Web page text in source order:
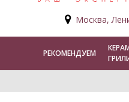
Москва,
РЕКОМЕНДУЕМ